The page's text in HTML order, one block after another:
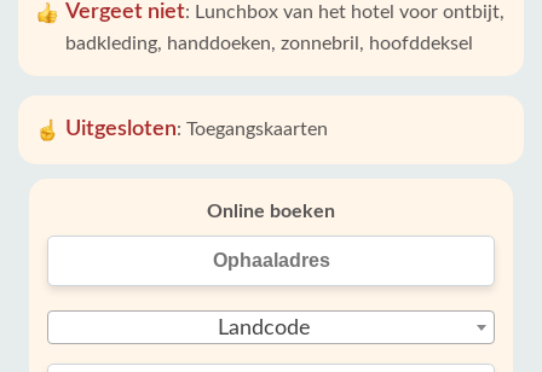
Vergeet niet: Lunchbox van het hotel voor ontbijt,
badkleding, handdoeken, zonnebril, hoofddeksel
Uitgesloten: Toegangskaarten
Online boeken
Landcode